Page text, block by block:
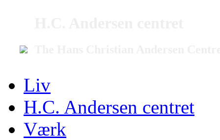
Liv
H.C. Andersen centret
Værk